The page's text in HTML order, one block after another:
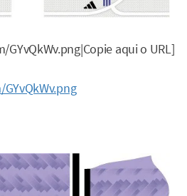
aqui o URL]